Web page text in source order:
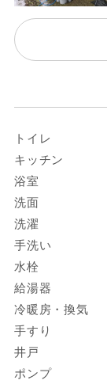
トイレ
キッチン
浴室
洗面
洗濯
手洗い
水栓
給湯器
冷暖房・換気
手すり
井戸
ポンプ